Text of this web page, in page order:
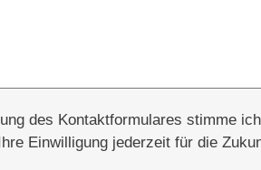
des Kontaktformulares stimme
Einwilligung jederzeit für die